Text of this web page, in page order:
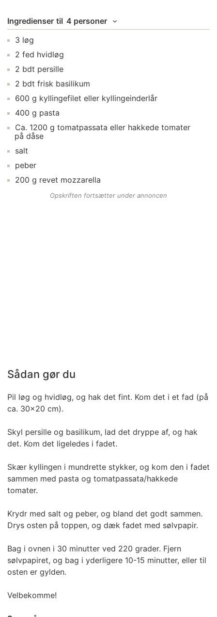
Ingredienser til 4 personer
3 løg
2 fed hvidløg
2 bdt persille
2 bdt frisk basilikum
600 g kyllingefilet eller kyllingeinderlår
400 g pasta
Ca. 1200 g tomatpassata eller hakkede tomater
på dåse
salt
peber
200 g revet mozzarella
Opskriften fortsætter under annoncen
Sådan gør du
Pil løg og hvidløg, og hak det fint. Kom det i et fad (på
ca. 30x20 cm).
Skyl persille og basilikum, lad det dryppe af, og hak
det. Kom det ligeledes i fadet.
Skær kyllingen i mundrette stykker, og kom den i fadet
sammen med pasta og tomatpassata/hakkede
tomater.
Krydr med salt og peber, og bland det godt sammen.
Drys osten på toppen, og dæk fadet med sølvpapir.
Bag i ovnen i 30 minutter ved 220 grader. Fjern
sølvpapiret, og bag i yderligere 10-15 minutter, eller til
osten er gylden.
Velbekomme!